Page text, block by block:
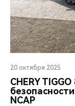
20 октября 2025
CHERY
NCAP